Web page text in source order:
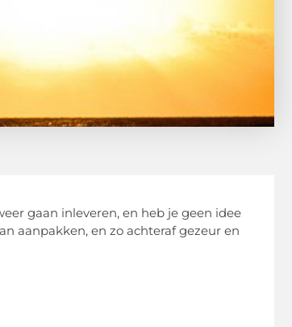
gaan inleveren, en heb je geen idee
aanpakken, en zo achteraf gezeur en